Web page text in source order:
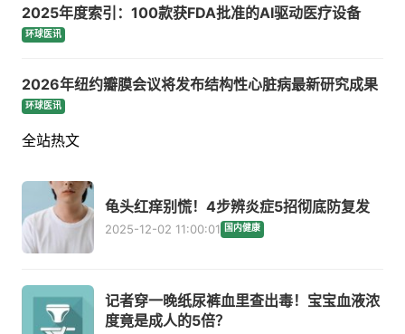
2025年度索引：100款获FDA批准的AI驱动医疗设备
环球医讯
2026年纽约瓣膜会议将发布结构性心脏病最新研究成果
环球医讯
全站热文
龟头红痒别慌！4步辨炎症5招彻底防复发
2025-12-02 11:00:01 国内健康
记者穿一晚纸尿裤血里查出毒！宝宝血液浓
度竟是成人的5倍？